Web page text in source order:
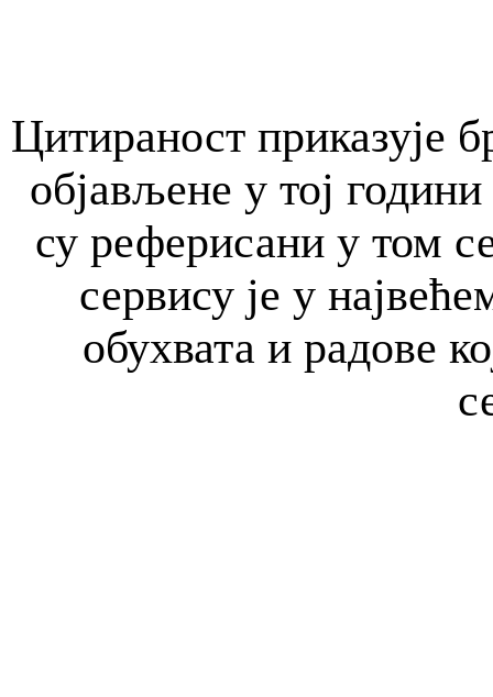
Цитираност приказује
објављене у тој
су реферисани у том
сервису је у
обухвата и радове